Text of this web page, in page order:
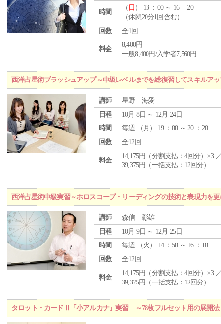
時間
（ 日 ） 13 ：00 ～ 16 ：20
（休憩20分1回含む）
回数
全1回
料金
8,400円
一般8,400円/入学者7,560円
西洋占星術ブラッシュアップ～中級レベルまでを総復習してスキルア
講師
星野 海愛
日程
10月 8日 ～ 12月 24日
時間
毎週 （ 月 ） 19 ：00 ～ 20 ：20
回数
全12回
料金
14,175円（分割支払：4回分）×3
39,375円（一括支払：12回分）
西洋占星術中級実習～ホロスコープ・リーディングの技術と表現力を
講師
森信 彰雄
日程
10月 9日 ～ 12月 25日
時間
毎週 （火 ） 14 ：50 ～ 16 ：10
回数
全12回
料金
14,175円（分割支払：4回分）×3
39,375円（一括支払：12回分）
タロット・カードⅡ「小アルカナ」実習 ～78枚フルセット用の展開法